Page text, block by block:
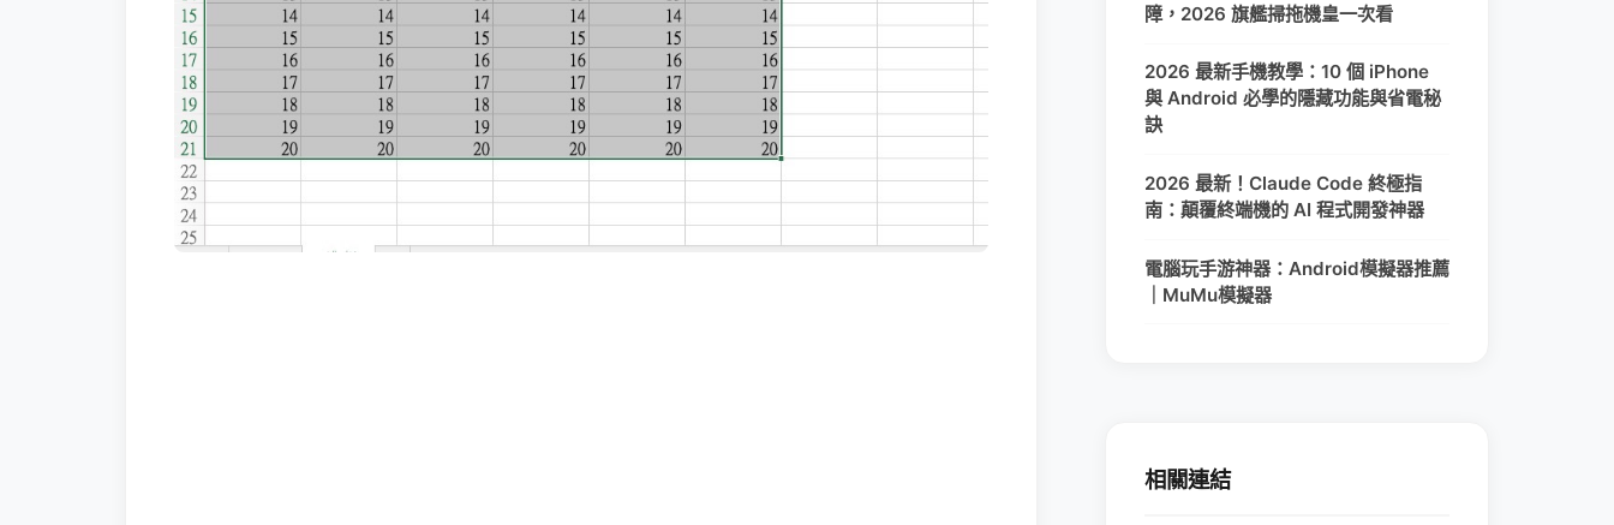
障，2026 旗艦掃拖機皇一次看
2026 最新手機教學：10 個 iPhone
與 Android 必學的隱藏功能與省電秘
訣
2026 最新！Claude Code 終極指
南：顛覆終端機的 AI 程式開發神器
電腦玩手游神器：Android模擬器推薦
｜MuMu模擬器
相關連結